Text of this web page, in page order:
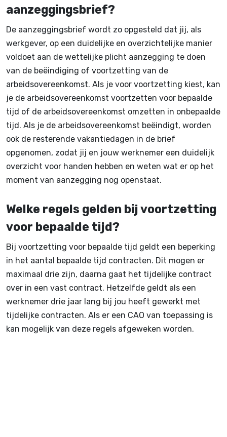
aanzeggingsbrief?
De aanzeggingsbrief wordt zo opgesteld dat jij, als
werkgever, op een duidelijke en overzichtelijke manier
voldoet aan de wettelijke plicht aanzegging te doen
van de beëindiging of voortzetting van de
arbeidsovereenkomst. Als je voor voortzetting kiest, kan
je de arbeidsovereenkomst voortzetten voor bepaalde
tijd of de arbeidsovereenkomst omzetten in onbepaalde
tijd. Als je de arbeidsovereenkomst beëindigt, worden
ook de resterende vakantiedagen in de brief
opgenomen, zodat jij en jouw werknemer een duidelijk
overzicht voor handen hebben en weten wat er op het
moment van aanzegging nog openstaat.
Welke regels gelden bij voortzetting
voor bepaalde tijd?
Bij voortzetting voor bepaalde tijd geldt een beperking
in het aantal bepaalde tijd contracten. Dit mogen er
maximaal drie zijn, daarna gaat het tijdelijke contract
over in een vast contract. Hetzelfde geldt als een
werknemer drie jaar lang bij jou heeft gewerkt met
tijdelijke contracten. Als er een CAO van toepassing is
kan mogelijk van deze regels afgeweken worden.